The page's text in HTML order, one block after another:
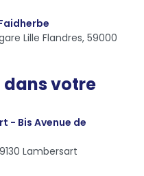
Lille Flandres, 59000
dans votre
- Bis Avenue de
Lambersart